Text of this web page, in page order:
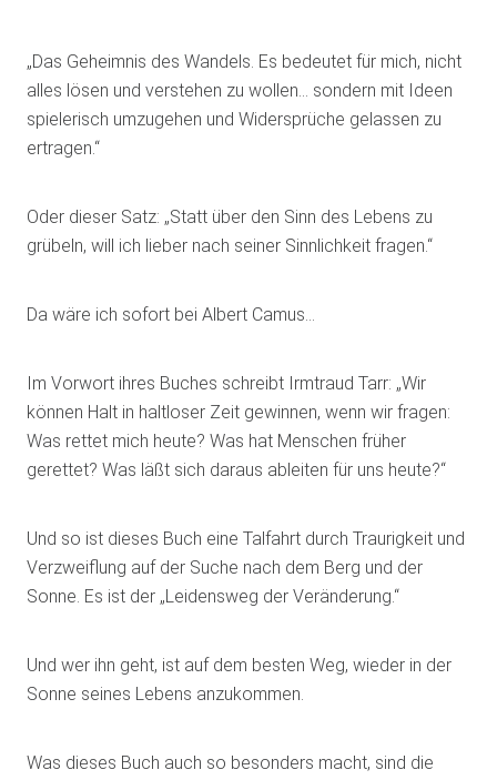
„Das Geheimnis des Wandels. Es bedeutet für mich, nicht
alles lösen und verstehen zu wollen… sondern mit Ideen
spielerisch umzugehen und Widersprüche gelassen zu
ertragen.“
Oder dieser Satz: „Statt über den Sinn des Lebens zu
grübeln, will ich lieber nach seiner Sinnlichkeit fragen.“
Da wäre ich sofort bei Albert Camus…
Im Vorwort ihres Buches schreibt Irmtraud Tarr: „Wir
können Halt in haltloser Zeit gewinnen, wenn wir fragen:
Was rettet mich heute? Was hat Menschen früher
gerettet? Was läßt sich daraus ableiten für uns heute?“
Und so ist dieses Buch eine Talfahrt durch Traurigkeit und
Verzweiflung auf der Suche nach dem Berg und der
Sonne. Es ist der „Leidensweg der Veränderung.“
Und wer ihn geht, ist auf dem besten Weg, wieder in der
Sonne seines Lebens anzukommen.
Was dieses Buch auch so besonders macht, sind die